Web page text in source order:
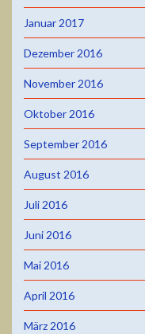
Januar 2017
Dezember 2016
November 2016
Oktober 2016
September 2016
August 2016
Juli 2016
Juni 2016
Mai 2016
April 2016
März 2016